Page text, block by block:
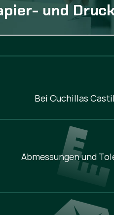
und
Bei Cuchillas
Abmessungen und